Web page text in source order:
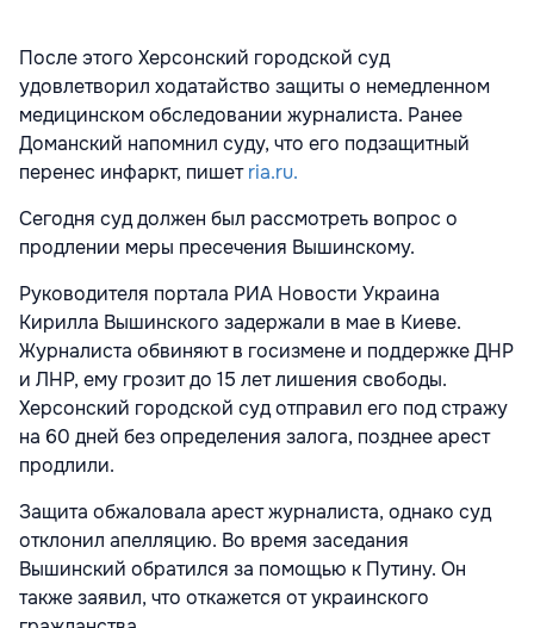
После этого Херсонский городской суд
удовлетворил ходатайство защиты о немедленном
медицинском обследовании журналиста. Ранее
Доманский напомнил суду, что его подзащитный
перенес инфаркт, пишетria.ru.
Сегодня суд должен был рассмотреть вопрос о
продлении меры пресечения Вышинскому.
Руководителя портала РИА Новости Украина
Кирилла Вышинского задержали в мае в Киеве.
Журналиста обвиняют в госизмене и поддержке ДНР
и ЛНР, ему грозит до 15 лет лишения свободы.
Херсонский городской суд отправил его под стражу
на 60 дней без определения залога, позднее арест
продлили.
Защита обжаловала арест журналиста, однако суд
отклонил апелляцию. Во время заседания
Вышинский обратился за помощью к Путину. Он
также заявил, что откажется от украинского